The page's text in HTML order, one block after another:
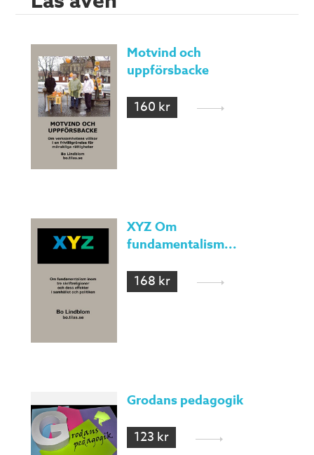
Motvind och
uppförsbacke
160 kr
XYZ Om
fundamentalism...
168 kr
Grodans pedagogik
123 kr